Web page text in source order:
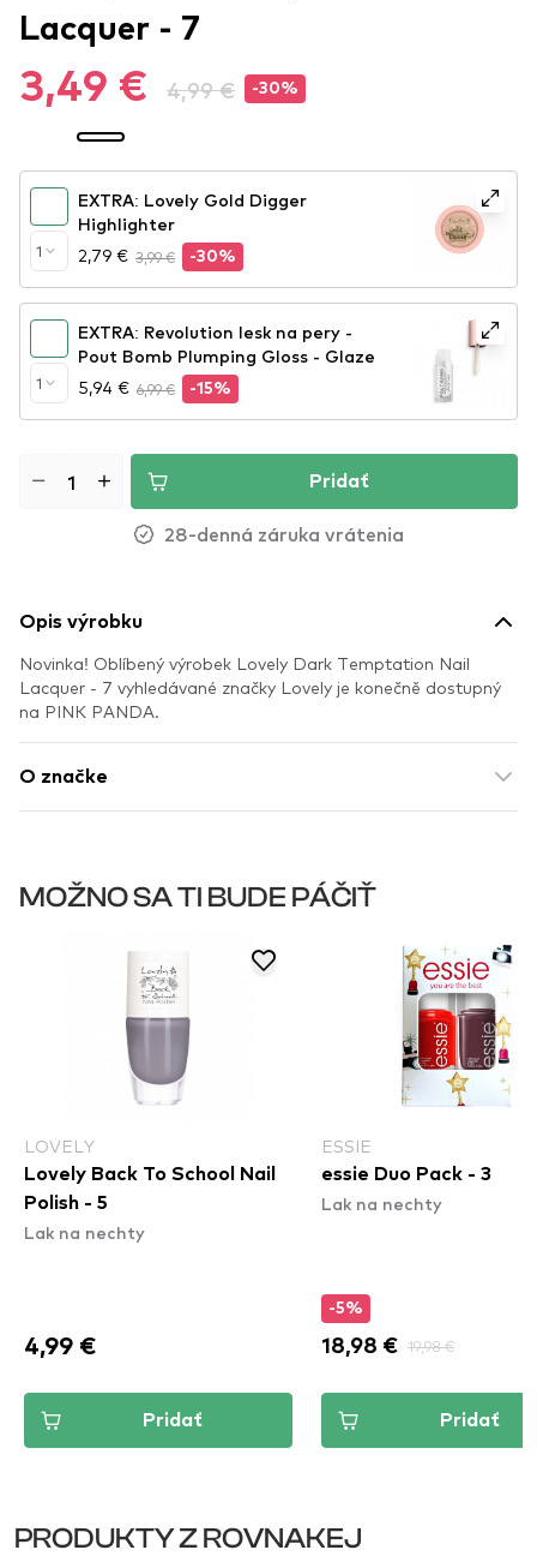
Lacquer - 7
3,49 € 4,99 € -30%
1
EXTRA: Lovely Gold Digger
Highlighter
2,79 € 3,99 € -30%
1
EXTRA: Revolution lesk na pery -
Pout Bomb Plumping Gloss - Glaze
5,94 € 6,99 € -15%
Pridať
28-denná záruka vrátenia
Opis výrobku
Novinka! Oblíbený výrobek Lovely Dark Temptation Nail
Lacquer - 7 vyhledávané značky Lovely je konečně dostupný
na PINK PANDA.
O značke
MOŽNO SA TI BUDE PÁČIŤ
LOVELY
Lovely Back To School Nail
Polish - 5
Lak na nechty
4,99 €
Pridať
ESSIE
essie Duo Pack - 3
Lak na nechty
-5%
18,98 € 19,98 €
Pridať
PRODUKTY Z ROVNAKEJ